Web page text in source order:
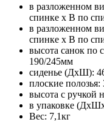
в разложенном
спинке х В по
в разложенном
спинке х В по
высота санок по
190/245мм
сиденье (ДхШ):
плоские
высота с ручкой
в упаковке
Вес: 7,1кг